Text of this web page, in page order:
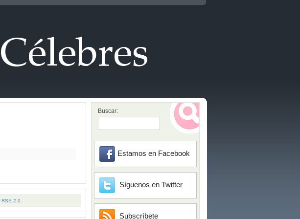
RSS 2.0
Buscar:
Estamos en Facebook
Síguenos en Twitter
Subscríbete